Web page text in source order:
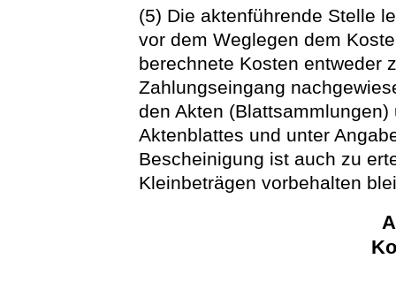
(5) Die aktenführende Stelle
vor dem Weglegen dem
berechnete Kosten entweder
Zahlungseingang
den Akten
Aktenblattes und unter
Bescheinigung ist auch zu
Kleinbeträgen vorbehalten